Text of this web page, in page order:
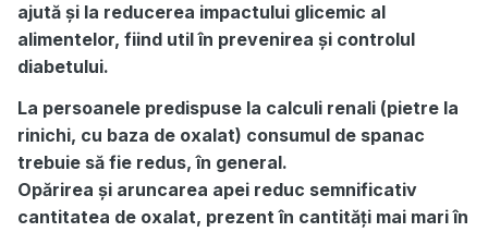
ajută și la reducerea impactului glicemic al
alimentelor, fiind util în prevenirea și controlul
diabetului.
La persoanele predispuse la calculi renali (pietre la
rinichi, cu baza de oxalat) consumul de spanac
trebuie să fie redus, în general.
Opărirea și aruncarea apei reduc semnificativ
cantitatea de oxalat, prezent în cantități mai mari în